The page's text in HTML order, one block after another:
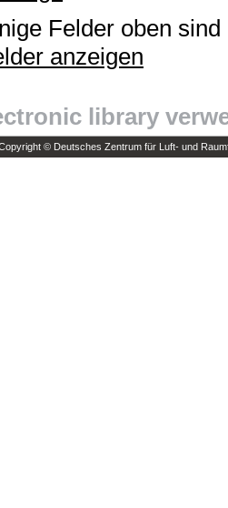
Felder oben
anzeigen
library
© Deutsches Zentrum für Luft- und